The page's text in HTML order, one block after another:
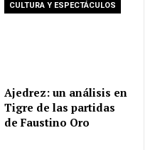
CULTURA Y ESPECTÁCULOS
Ajedrez: un análisis en
Tigre de las partidas
de Faustino Oro